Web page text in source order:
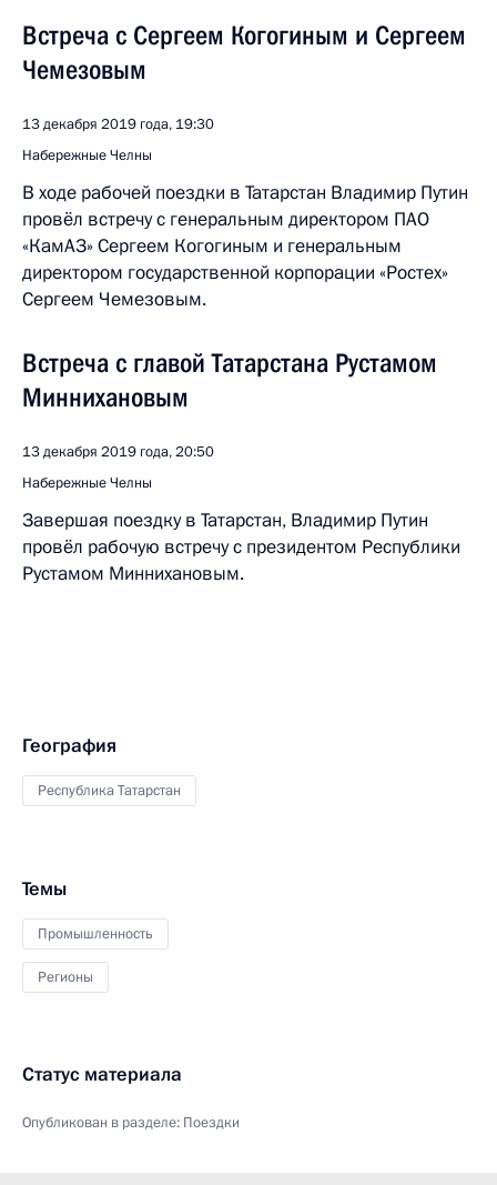
Встреча с Сергеем Когогиным и Сергеем
Чемезовым
13 декабря 2019 года, 19:30
Набережные Челны
В ходе рабочей поездки в Татарстан Владимир Путин
провёл встречу с генеральным директором ПАО
«КамАЗ» Сергеем Когогиным и генеральным
директором государственной корпорации «Ростех»
Сергеем Чемезовым.
Встреча с главой Татарстана Рустамом
Миннихановым
13 декабря 2019 года, 20:50
Набережные Челны
Завершая поездку в Татарстан, Владимир Путин
провёл рабочую встречу с президентом Республики
Рустамом Миннихановым.
География
Республика Татарстан
Темы
Промышленность
Регионы
Статус материала
Опубликован в разделе: Поездки